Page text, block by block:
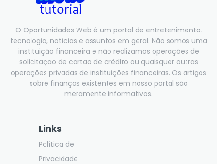
O Oportunidades Web é um portal de entretenimento,
tecnologia, notícias e assuntos em geral. Não somos uma
instituição financeira e não realizamos operações de
solicitação de cartão de crédito ou quaisquer outras
operações privadas de instituições financeiras. Os artigos
sobre finanças existentes em nosso portal são
meramente informativos.
Links
Política de
Privacidade